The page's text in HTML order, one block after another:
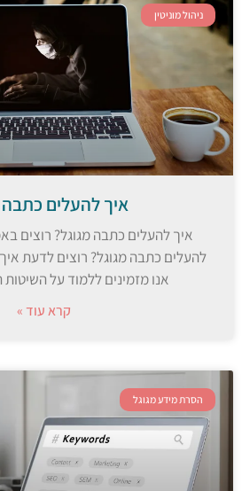
ניהול מוניטין
איך להעלים כתבה
איך להעלים כתבה מגוגל? רוצים
להעלים כתבה מגוגל? רוצים לדעת
אנו מזמינים ללמוד על השיטות
קרא עוד »
הסרת מידע מגוגל